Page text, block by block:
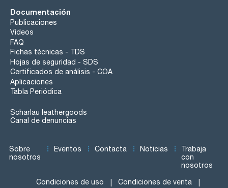
Documentación
Publicaciones
Videos
FAQ
Fichas técnicas - TDS
Hojas de seguridad - SDS
Certificados de análisis - COA
Aplicaciones
Tabla Periódica
Scharlau leathergoods
Canal de denuncias
Sobre
nosotros
Eventos Contacta Noticias
Trabaja
con
nosotros
Condiciones de uso Condiciones de venta